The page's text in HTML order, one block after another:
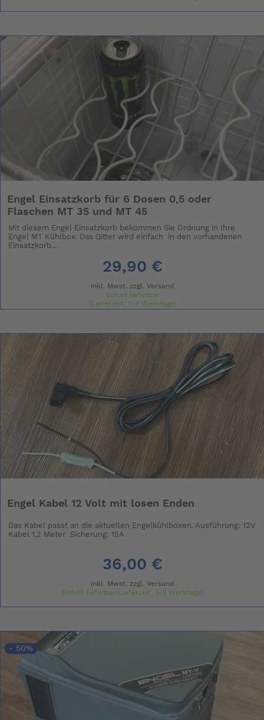
Engel Einsatzkorb für 6 Dosen 0,5 oder
Flaschen MT 35 und MT 45
Mit diesem Engel Einsatzkorb bekommen Sie Ordnung in Ihre
Engel MT Kühlbox. Das Gitter wird einfach in den vorhandenen
Einsatzkorb...
29,90 €
inkl. Mwst. zzgl. Versand
Sofort lieferbar
(Lieferzeit: 1-3 Werktage)
Engel Kabel 12 Volt mit losen Enden
Das Kabel passt an die aktuellen Engelkühlboxen. Ausführung: 12V
Kabel 1,2 Meter Sicherung: 15A
36,00 €
inkl. Mwst. zzgl. Versand
Sofort lieferbar(Lieferzeit: 1-3 Werktage)
- 50%